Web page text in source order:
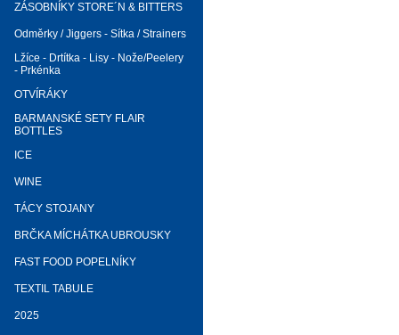
ZÁSOBNÍKY STORE´N & BITTERS
Odměrky / Jiggers - Sítka / Strainers
Lžíce - Drtítka - Lisy - Nože/Peelery
- Prkénka
OTVÍRÁKY
BARMANSKÉ SETY FLAIR
BOTTLES
ICE
WINE
TÁCY STOJANY
BRČKA MÍCHÁTKA UBROUSKY
FAST FOOD POPELNÍKY
TEXTIL TABULE
2025